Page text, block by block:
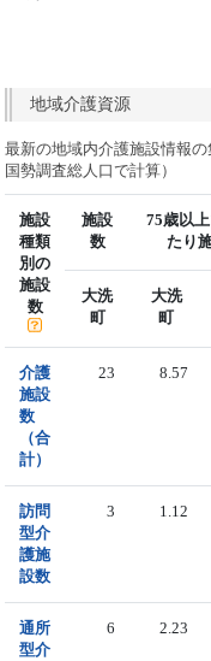
地域介護資源
最新の地域内介護施設情報
国勢調査総人口で計算）
施設
種類
別の
施設
数
施設
数
75歳以
たり
大洗
町
大洗
町
介護
施設
数
（合
計）
23 8.57
訪問
型介
護施
設数
3 1.12
通所
型介
6 2.23